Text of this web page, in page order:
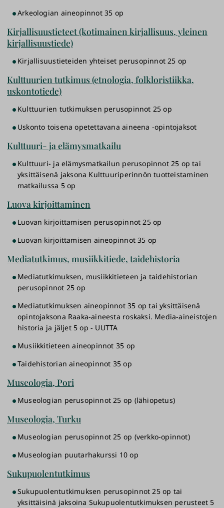
Arkeologian aineopinnot 35 op
Kirjallisuustieteet (kotimainen kirjallisuus, yleinen
kirjallisuustiede)
Kirjallisuustieteiden yhteiset perusopinnot 25 op
Kulttuurien tutkimus (etnologia, folkloristiikka,
uskontotiede)
Kulttuurien tutkimuksen perusopinnot 25 op
Uskonto toisena opetettavana aineena -opintojaksot
Kulttuuri- ja elämysmatkailu
Kulttuuri- ja elämysmatkailun perusopinnot 25 op tai
yksittäisenä jaksona Kulttuuriperinnön tuotteistaminen
matkailussa 5 op
Luova kirjoittaminen
Luovan kirjoittamisen perusopinnot 25 op
Luovan kirjoittamisen aineopinnot 35 op
Mediatutkimus, musiikkitiede, taidehistoria
Mediatutkimuksen, musiikkitieteen ja taidehistorian
perusopinnot 25 op
Mediatutkimuksen aineopinnot 35 op tai yksittäisenä
opintojaksona Raaka-aineesta roskaksi. Media-aineistojen
historia ja jäljet 5 op - UUTTA
Musiikkitieteen aineopinnot 35 op
Taidehistorian aineopinnot 35 op
Museologia, Pori
Museologian perusopinnot 25 op (lähiopetus)
Museologia, Turku
Museologian perusopinnot 25 op (verkko-opinnot)
Museologian puutarhakurssi 10 op
Sukupuolentutkimus
Sukupuolentutkimuksen perusopinnot 25 op tai
yksittäisinä jaksoina Sukupuolentutkimuksen perusteet 5